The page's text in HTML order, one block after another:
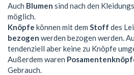
Auch Blumen sind nach den
möglich.
Knöpfe können mit dem Stoff des
bezogen werden bezogen werden.
tendenziell aber keine zu Knöpfe
Außerdem waren
Gebrauch.